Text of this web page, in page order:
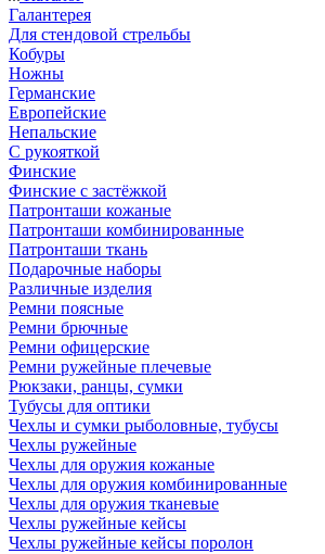
Галантерея
Для стендовой стрельбы
Кобуры
Ножны
Германские
Европейские
Непальские
С рукояткой
Финские
Финские с застёжкой
Патронташи кожаные
Патронташи комбинированные
Патронташи ткань
Подарочные наборы
Различные изделия
Ремни поясные
Ремни брючные
Ремни офицерские
Ремни ружейные плечевые
Рюкзаки, ранцы, сумки
Тубусы для оптики
Чехлы и сумки рыболовные, тубусы
Чехлы ружейные
Чехлы для оружия кожаные
Чехлы для оружия комбинированные
Чехлы для оружия тканевые
Чехлы ружейные кейсы
Чехлы ружейные кейсы поролон